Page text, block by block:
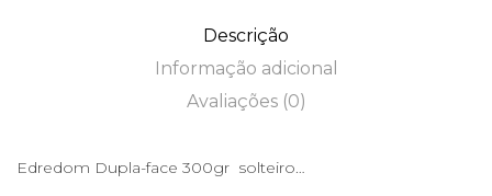
Descrição
Informação adicional
Avaliações (0)
Edredom Dupla-face 300gr solteiro…